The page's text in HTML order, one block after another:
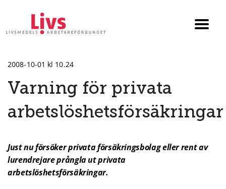
2008-10-01 kl 10.24
Varning för privata
arbetslöshetsförsäkringar
Just nu försöker privata försäkringsbolag eller rent av
lurendrejare prångla ut privata
arbetslöshetsförsäkringar.